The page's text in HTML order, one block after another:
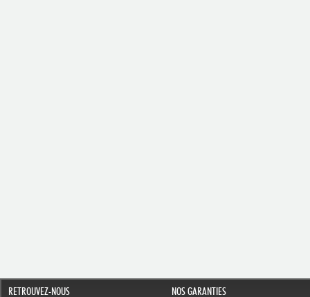
RETROUVEZ-NOUS NOS GARANTIES